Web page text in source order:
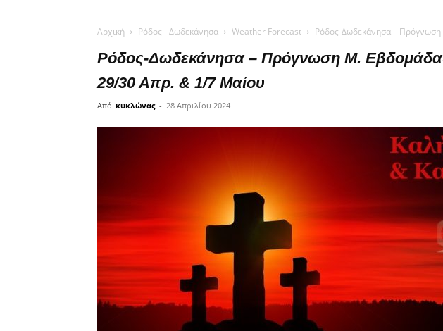
Αρχική Ρόδος - Δωδεκάνησα Weather Forecast Ρόδος-Δωδεκάνησα –
Ρόδος-Δωδεκάνησα – Πρόγνωση Μ.
29/30 Απρ. & 1/7 Μαίου
Από κυκλώνας - 28 Απριλίου 2024